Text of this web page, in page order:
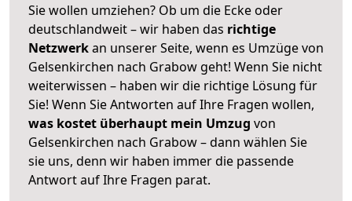
Sie wollen umziehen? Ob um die Ecke oder
deutschlandweit – wir haben das richtige
Netzwerkan unserer Seite, wenn es Umzüge von
Gelsenkirchen nach Grabow geht! Wenn Sie nicht
weiterwissen – haben wir die richtige Lösung für
Sie! Wenn Sie Antworten auf Ihre Fragen wollen,
was kostet überhaupt mein Umzug von
Gelsenkirchen nach Grabow – dann wählen Sie
sie uns, denn wir haben immer die passende
Antwort auf Ihre Fragen parat.